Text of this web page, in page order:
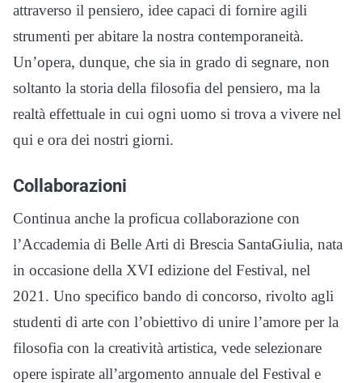
attraverso il pensiero, idee capaci di fornire agili
strumenti per abitare la nostra contemporaneità.
Un’opera, dunque, che sia in grado di segnare, non
soltanto la storia della filosofia del pensiero, ma la
realtà effettuale in cui ogni uomo si trova a vivere nel
qui e ora dei nostri giorni.
Collaborazioni
Continua anche la proficua collaborazione con
l’Accademia di Belle Arti di Brescia SantaGiulia, nata
in occasione della XVI edizione del Festival, nel
2021. Uno specifico bando di concorso, rivolto agli
studenti di arte con l’obiettivo di unire l’amore per la
filosofia con la creatività artistica, vede selezionare
opere ispirate all’argomento annuale del Festival e